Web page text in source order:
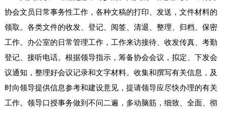
协会文员日常事务性工作，各种文稿的打印、发送，文件材料的
领取。各类文件的收发、登记、阅签、清退、整理、归档、保密
工作。办公室的日常管理工作，工作来访接待、收发传真、考勤
登记、接听电话。根据领导指示，筹备协会会议，拟定、下发会
议通知，整理好会议记录和文字材料。收集和撰写有关信息，及
时向领导提供信息参考和建设意见，提请领导应尽快办理的有关
工作。领导口授事务做到不问二遍，多动脑筋，细致、全面、彻